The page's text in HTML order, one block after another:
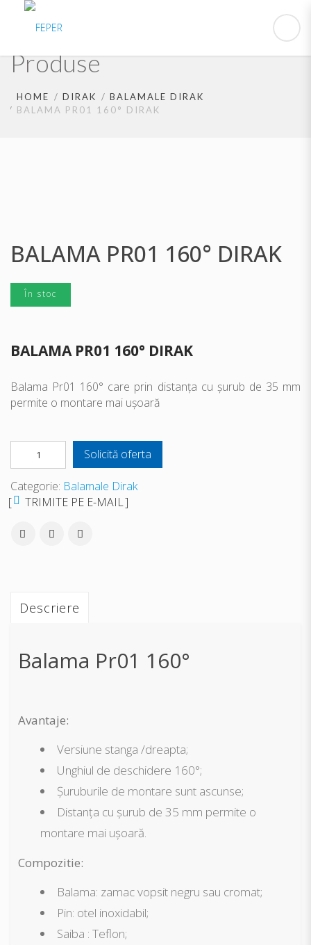
Produse
HOME DIRAK
BALAMALE DIRAK
BALAMA PR01 160° DIRAK
BALAMA PR01 160° DIRAK
În stoc
BALAMA PR01 160° DIRAK
Balama Pr01 160° care prin distanța cu șurub de 35 mm
permite o montare mai ușoară
Solicită oferta
Categorie: Balamale Dirak
TRIMITE PE E-MAIL
Descriere
Balama Pr01 160°
Avantaje:
Versiune stanga /dreapta;
Unghiul de deschidere 160°;
Șuruburile de montare sunt ascunse;
Distanța cu șurub de 35 mm permite o
montare mai ușoară.
Compozitie:
Balama: zamac vopsit negru sau cromat;
Pin: otel inoxidabil;
Saiba : Teflon;